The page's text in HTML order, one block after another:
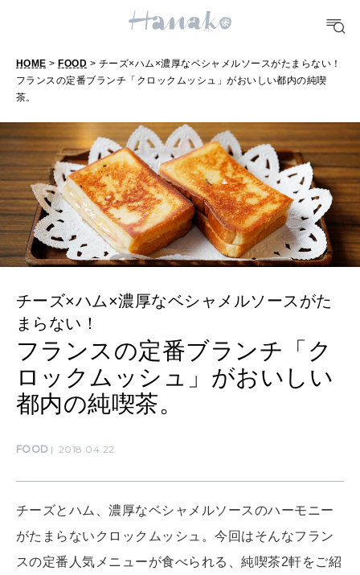
TRAVEL
どこ行く？
FORTUNE
明日のわたし
[12星座別] Weekly Holoscope
[12星座別] Monthly Love Holoscope
HEALTH
自分にやさしく
LEARN
MAMA
ママもいろいろ
わたしができること
自分を耕す
HOME > FOOD > チーズ×ハム×濃厚なベシャメルソースがたまらない！
フランスの定番ブランチ「クロックムッシュ」がおいしい都内の純喫
茶。
チーズ×ハム×濃厚なベシャメルソースがた
まらない！
フランスの定番ブランチ「ク
ロックムッシュ」がおいしい
都内の純喫茶。
FOOD 2018.04.22
チーズとハム、濃厚なベシャメルソースのハーモニー
がたまらないクロックムッシュ。今回はそんなフラン
スの定番人気メニューが食べられる、純喫茶2軒をご紹